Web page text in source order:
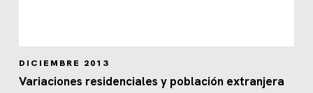
DICIEMBRE 2013
Variaciones residenciales y población extranjera